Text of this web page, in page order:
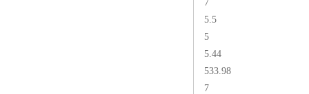
7
5.5
5
5.44
533.98
7